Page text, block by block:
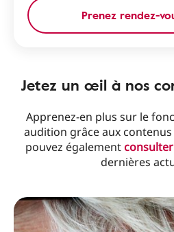
Prenez rendez-
Jetez un œil à nos
Apprenez-en plus sur le
audition grâce aux
pouvez également
dernières